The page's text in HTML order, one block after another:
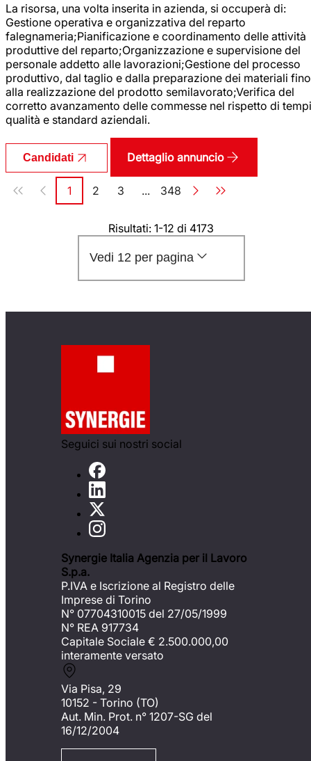
La risorsa, una volta inserita in azienda, si occuperà di:
Gestione operativa e organizzativa del reparto
falegnameria;Pianificazione e coordinamento delle attività
produttive del reparto;Organizzazione e supervisione del
personale addetto alle lavorazioni;Gestione del processo
produttivo, dal taglio e dalla preparazione dei materiali fino
alla realizzazione del prodotto semilavorato;Verifica del
corretto avanzamento delle commesse nel rispetto di
qualità e standard aziendali.
Candidati Dettaglio annuncio
Paginazione
Pagina
1 Pagina
2 Pagina
3 ... Pagina
348
Risultati: 1-12 di 4173
Vedi 12 per pagina
Seguici sui nostri social
Synergie Italia Agenzia per il Lavoro
S.p.a.
P.IVA e Iscrizione al Registro delle
Imprese di Torino
N° 07704310015 del 27/05/1999
N° REA 917734
Capitale Sociale € 2.500.000,00
interamente versato
Via Pisa, 29
10152 - Torino (TO)
Aut. Min. Prot. n° 1207-SG del
16/12/2004